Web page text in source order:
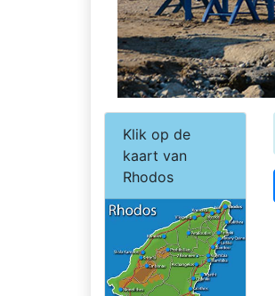
Klik op de
kaart van
Rhodos